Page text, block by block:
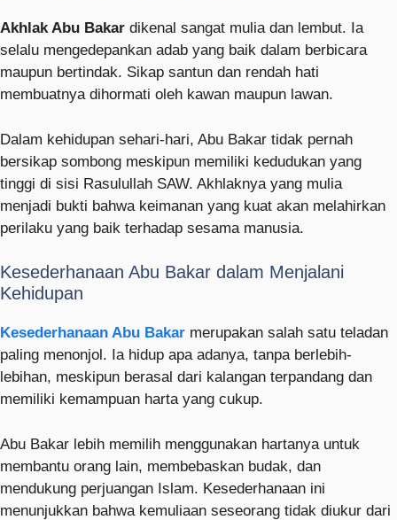
Akhlak Abu Bakar dikenal sangat mulia dan lembut. Ia
selalu mengedepankan adab yang baik dalam berbicara
maupun bertindak. Sikap santun dan rendah hati
membuatnya dihormati oleh kawan maupun lawan.
Dalam kehidupan sehari-hari, Abu Bakar tidak pernah
bersikap sombong meskipun memiliki kedudukan yang
tinggi di sisi Rasulullah SAW. Akhlaknya yang mulia
menjadi bukti bahwa keimanan yang kuat akan melahirkan
perilaku yang baik terhadap sesama manusia.
Kesederhanaan Abu Bakar dalam Menjalani
Kehidupan
Kesederhanaan Abu Bakar merupakan salah satu teladan
paling menonjol. Ia hidup apa adanya, tanpa berlebih-
lebihan, meskipun berasal dari kalangan terpandang dan
memiliki kemampuan harta yang cukup.
Abu Bakar lebih memilih menggunakan hartanya untuk
membantu orang lain, membebaskan budak, dan
mendukung perjuangan Islam. Kesederhanaan ini
menunjukkan bahwa kemuliaan seseorang tidak diukur dari